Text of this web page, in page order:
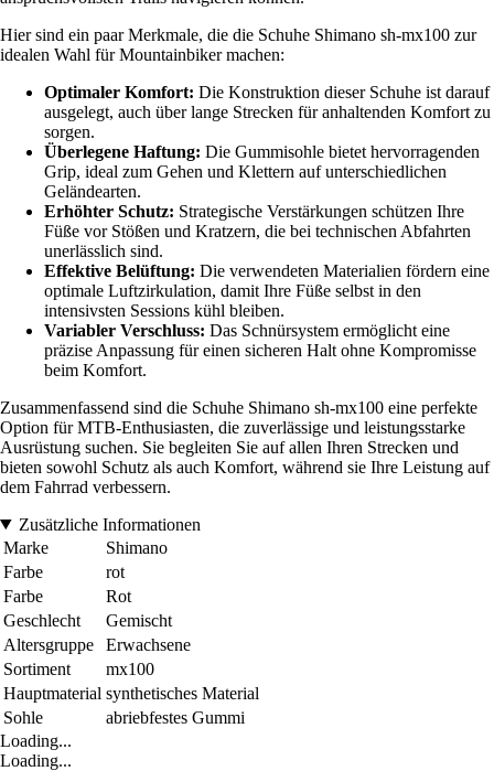
Hier sind ein paar Merkmale, die die Schuhe Shimano sh-mx100 zur
idealen Wahl für Mountainbiker machen:
Optimaler Komfort: Die Konstruktion dieser Schuhe ist darauf
ausgelegt, auch über lange Strecken für anhaltenden Komfort zu
sorgen.
Überlegene Haftung: Die Gummisohle bietet hervorragenden
Grip, ideal zum Gehen und Klettern auf unterschiedlichen
Geländearten.
Erhöhter Schutz: Strategische Verstärkungen schützen Ihre
Füße vor Stößen und Kratzern, die bei technischen Abfahrten
unerlässlich sind.
Effektive Belüftung: Die verwendeten Materialien fördern eine
optimale Luftzirkulation, damit Ihre Füße selbst in den
intensivsten Sessions kühl bleiben.
Variabler Verschluss: Das Schnürsystem ermöglicht eine
präzise Anpassung für einen sicheren Halt ohne Kompromisse
beim Komfort.
Zusammenfassend sind die Schuhe Shimano sh-mx100 eine perfekte
Option für MTB-Enthusiasten, die zuverlässige und leistungsstarke
Ausrüstung suchen. Sie begleiten Sie auf allen Ihren Strecken und
bieten sowohl Schutz als auch Komfort, während sie Ihre Leistung auf
dem Fahrrad verbessern.
Zusätzliche Informationen
Marke
Shimano
Farbe
rot
Farbe
Rot
Geschlecht
Gemischt
Altersgruppe
Erwachsene
Sortiment
mx100
Hauptmaterial synthetisches Material
Sohle
abriebfestes Gummi
Loading...
Loading...